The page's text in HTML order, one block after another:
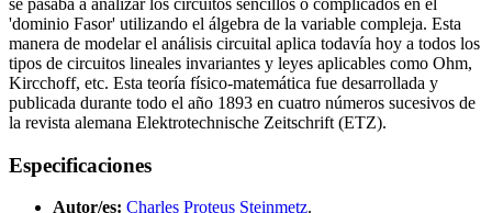
se pasaba a analizar los circuitos sencillos o complicados en el
'dominio Fasor' utilizando el álgebra de la variable compleja. Esta
manera de modelar el análisis circuital aplica todavía hoy a todos los
tipos de circuitos lineales invariantes y leyes aplicables como Ohm,
Kircchoff, etc. Esta teoría físico-matemática fue desarrollada y
publicada durante todo el año 1893 en cuatro números sucesivos de
la revista alemana Elektrotechnische Zeitschrift (ETZ).
Especificaciones
Autor/es: Charles Proteus Steinmetz.